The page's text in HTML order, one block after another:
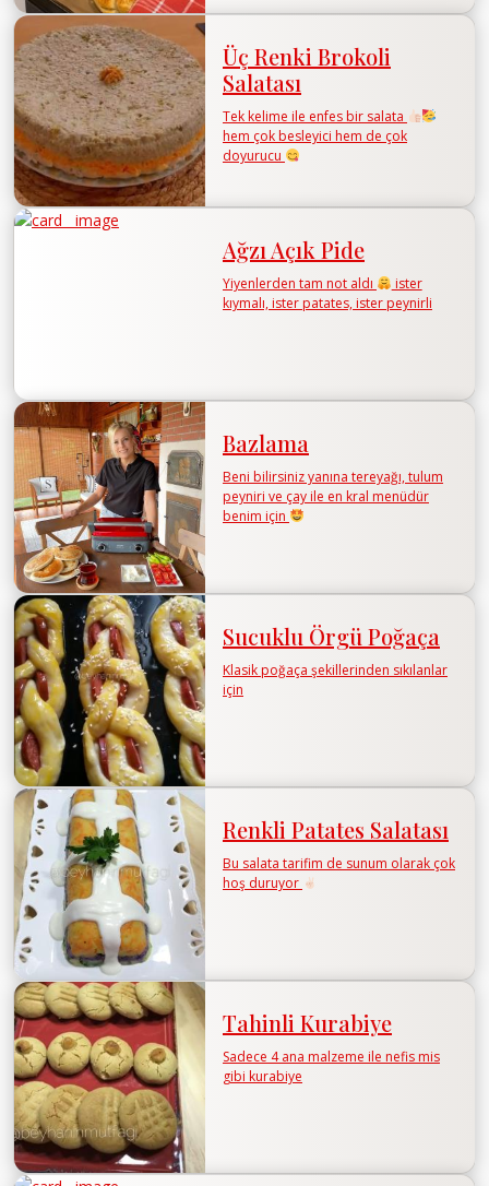
Üç Renki Brokoli
Salatası
Tek kelime ile enfes bir salata
hem çok besleyici hem de çok
doyurucu
Ağzı Açık Pide
Yiyenlerden tam not aldı
ister
kıymalı, ister patates, ister peynirli
Bazlama
Beni bilirsiniz yanına tereyağı, tulum
peyniri ve çay ile en kral menüdür
benim için
Sucuklu Örgü Poğaça
Klasik poğaça şekillerinden sıkılanlar
için
Renkli Patates Salatası
Bu salata tarifim de sunum olarak çok
hoş duruyor
Tahinli Kurabiye
Sadece 4 ana malzeme ile nefis mis
gibi kurabiye